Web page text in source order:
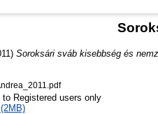
Soroksári sváb kisebbség és
to Registered users only